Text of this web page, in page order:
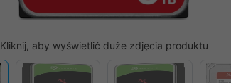
Kliknij, aby wyświetlić duże zdjęcia produktu